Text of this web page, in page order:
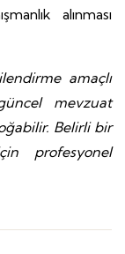
alınması
amaçlı
mevzuat
Belirli bir
profesyonel